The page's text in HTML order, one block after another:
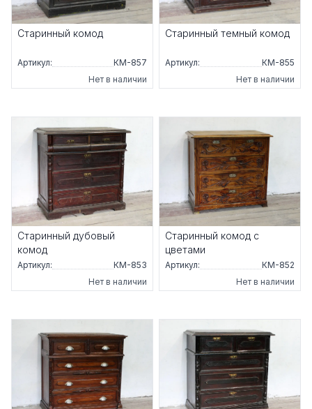
Старинный комод
Артикул:
КМ-857
Нет в наличии
Старинный темный комод
Артикул:
КМ-855
Нет в наличии
Старинный дубовый
комод
Артикул:
КМ-853
Нет в наличии
Старинный комод с
цветами
Артикул:
КМ-852
Нет в наличии